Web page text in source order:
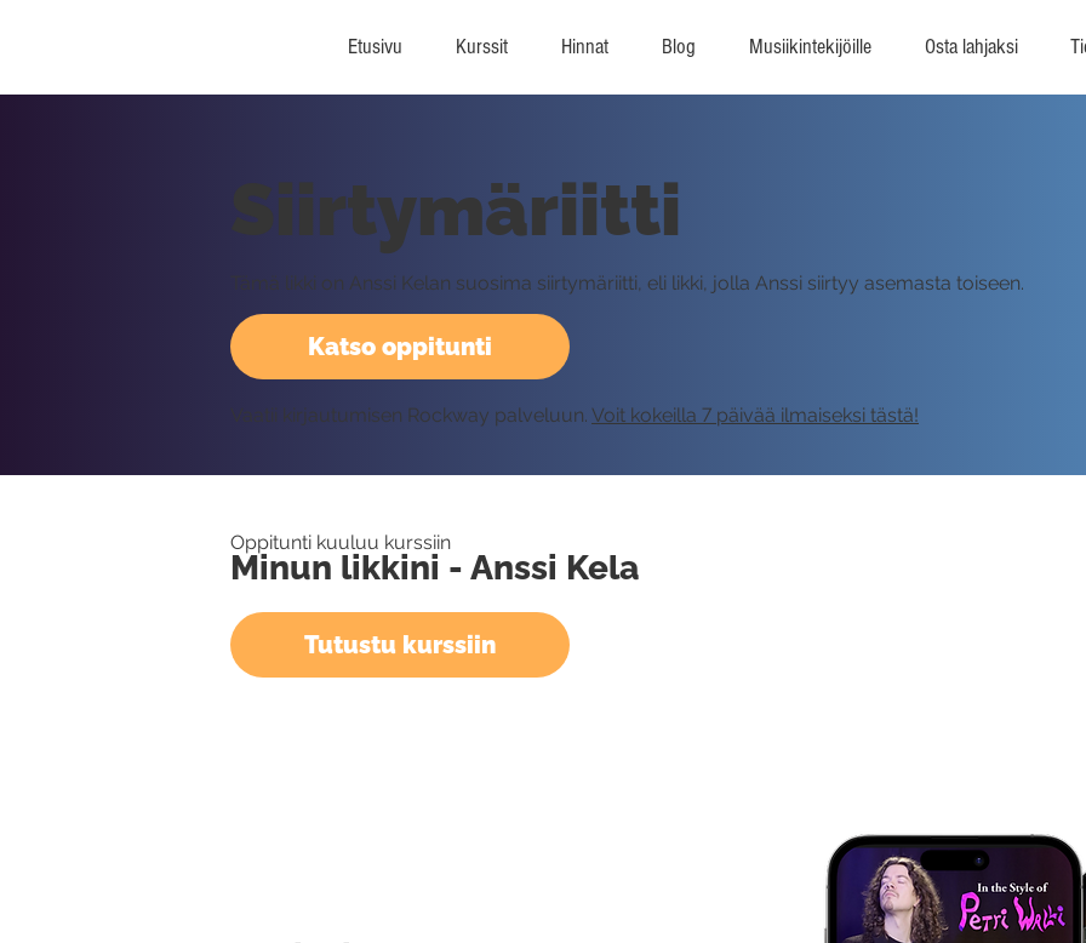
Etusivu Kurssit Hinnat Blog Musiikintekijöille Osta lahjaksi
Katso oppitunti
Siirtymäriitti
Tämä likki on Anssi Kelan suosima siirtymäriitti, eli likki, jolla Anssi siirtyy asemasta toiseen.
Vaatii kirjautumisen Rockway palveluun. Voit kokeilla 7 päivää ilmaiseksi tästä!
Oppitunti kuuluu kurssiin
Minun likkini - Anssi Kela
Tutustu kurssiin